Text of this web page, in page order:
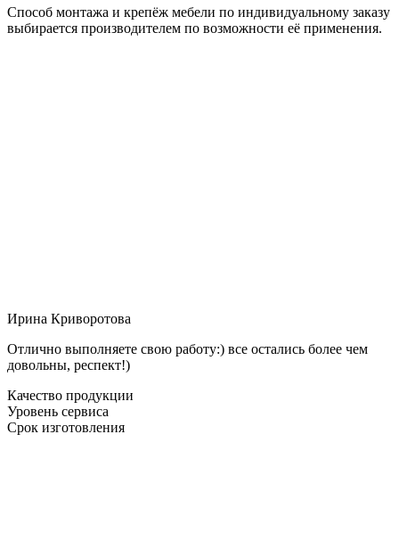
Способ монтажа и крепёж мебели по индивидуальному заказу
выбирается производителем по возможности её применения.
Ирина Криворотова
Отлично выполняете свою работу:) все остались более чем
довольны, респект!)
Качество продукции
Уровень сервиса
Срок изготовления